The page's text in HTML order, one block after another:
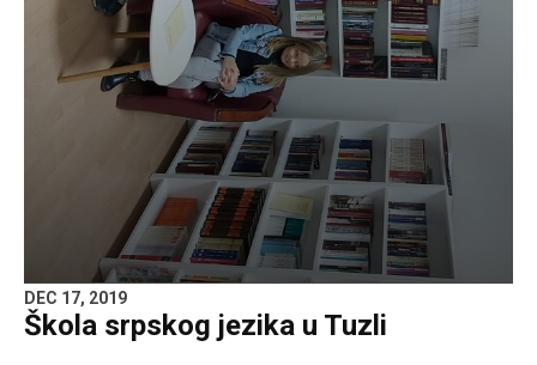
DEC 17, 2019
Škola srpskog jezika u Tuzli